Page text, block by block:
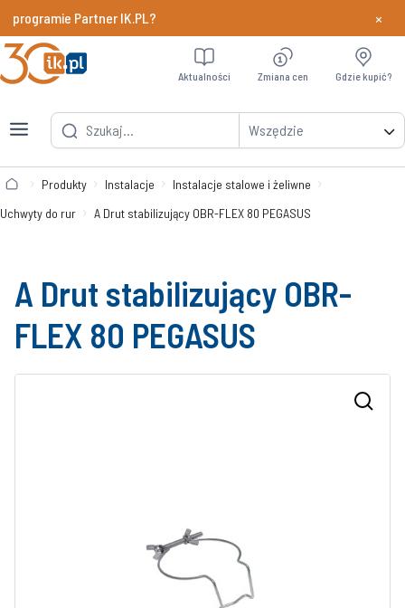
Partner IK.PL? Dowiedz
×
Wszędzie
Aktualności Zmiana cen Gdzie kupić?
Produkty Instalacje
Instalacje stalowe i żeliwne
Uchwyty do rur
A Drut stabilizujący OBR-FLEX 80 PEGASUS
A Drut stabilizujący OBR-
FLEX 80 PEGASUS